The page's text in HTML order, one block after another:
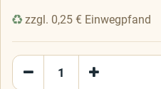
zzgl. 0,25 € Einwegpfand